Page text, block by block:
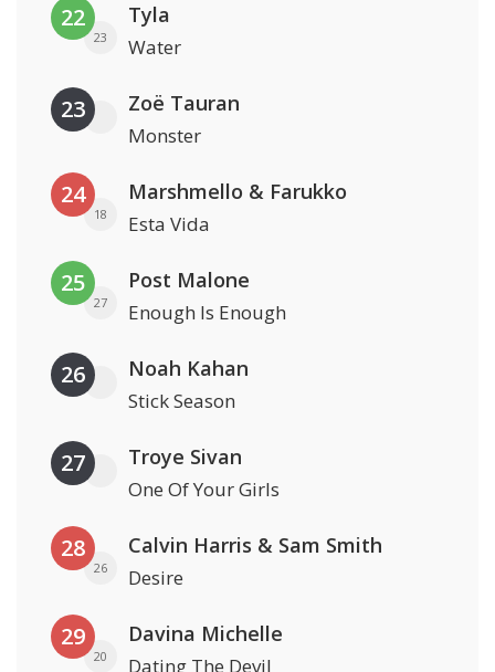
22
23
Tyla
Water
23 Zoë Tauran
Monster
24
18
Marshmello & Farukko
Esta Vida
25
27
Post Malone
Enough Is Enough
26 Noah Kahan
Stick Season
27 Troye Sivan
One Of Your Girls
28
26
Calvin Harris & Sam Smith
Desire
29
20
Davina Michelle
Dating The Devil